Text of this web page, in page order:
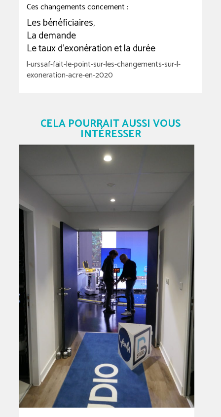
Ces changements concernent :
Les bénéficiaires,
La demande
Le taux d’exonération et la durée
l-urssaf-fait-le-point-sur-les-changements-sur-l-
exoneration-acre-en-2020
CELA POURRAIT AUSSI VOUS
INTÉRESSER